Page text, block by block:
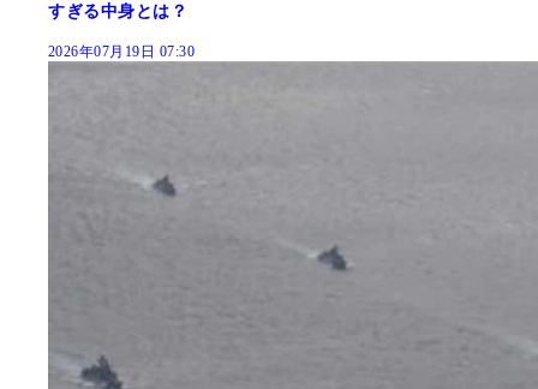
すぎる中身とは？
2026年07月19日 07:30